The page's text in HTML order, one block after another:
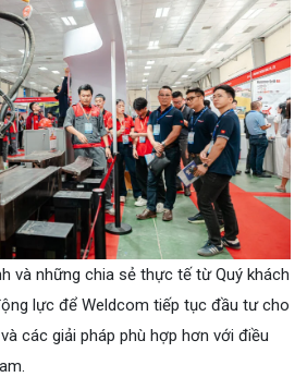
và những chia sẻ thực tế từ Quý khách
lực để Weldcom tiếp tục đầu tư cho
các giải pháp phù hợp hơn với điều